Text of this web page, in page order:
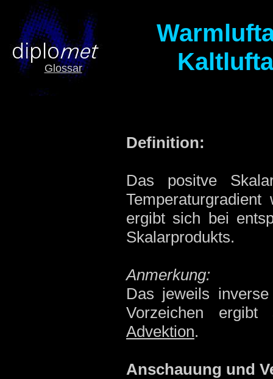
Glossar
Definition:
Das positve
ergibt sich bei
Skalarprodukts.
Anmerkung:
Das jeweils
Vorzeichen
Advektion.
Anschauung und